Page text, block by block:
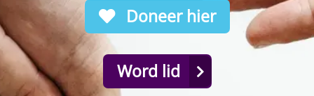
Doneer hier
Word lid